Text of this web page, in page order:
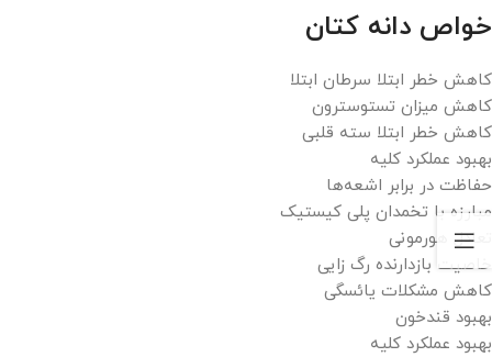
خواص دانه کتان
کاهش خطر ابتلا سرطان ابتلا
کاهش میزان تستوسترون
کاهش خطر ابتلا سته قلبی
بهبود عملکرد کلیه
حفاظت در برابر اشعه‌ها
مبارزه با تخمدان پلی کیستیک
تعادل هورمونی
خاصیت بازدارنده رگ زایی
کاهش مشکلات یائسگی
بهبود قندخون
بهبود عملکرد کلیه